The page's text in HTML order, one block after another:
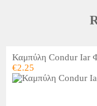
Καμπύλη Condur Iar
€2.25